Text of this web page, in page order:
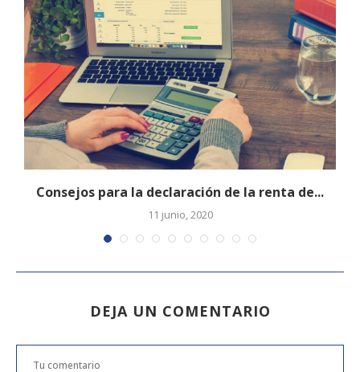
Consejos para la declaración de la renta de...
11 junio, 2020
DEJA UN COMENTARIO